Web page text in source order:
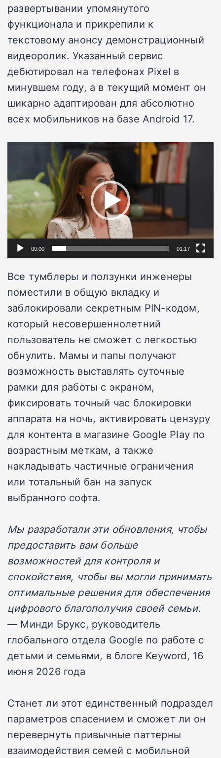
развертывании упомянутого
функционала и прикрепили к
текстовому анонсу демонстрационный
видеоролик. Указанный сервис
дебютировал на телефонах Pixel в
минувшем году, а в текущий момент он
шикарно адаптирован для абсолютно
всех мобильников на базе Android 17.
Видеоплеер
00:00 01:17
Все тумблеры и ползунки инженеры
поместили в общую вкладку и
заблокировали секретным PIN-кодом,
который несовершеннолетний
пользователь не сможет с легкостью
обнулить. Мамы и папы получают
возможность выставлять суточные
рамки для работы с экраном,
фиксировать точный час блокировки
аппарата на ночь, активировать цензуру
для контента в магазине Google Play по
возрастным меткам, а также
накладывать частичные ограничения
или тотальный бан на запуск
выбранного софта.
Мы разработали эти обновления, чтобы
предоставить вам больше
возможностей для контроля и
спокойствия, чтобы вы могли принимать
оптимальные решения для обеспечения
цифрового благополучия своей семьи.
— Минди Брукс, руководитель
глобального отдела Google по работе с
детьми и семьями, в блоге Keyword, 16
июня 2026 года
Станет ли этот единственный подраздел
параметров спасением и сможет ли он
перевернуть привычные паттерны
взаимодействия семей с мобильной